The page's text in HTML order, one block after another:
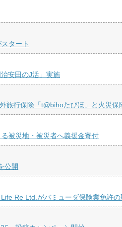
タート
安田のJ活」実施
旅行保険「t@bihoたびほ」と火災
被災地・被災者へ義援金寄付
公開
Re Ltd.がバミューダ保険業免許